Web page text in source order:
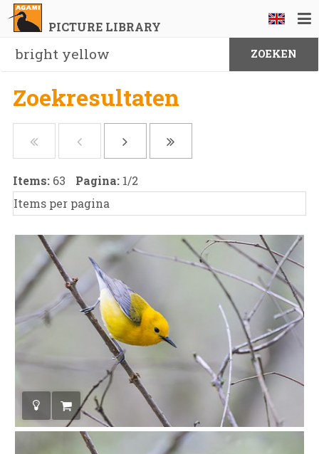
PICTURE LIBRARY
Zoekresultaten
Items: 63 Pagina: 1/2